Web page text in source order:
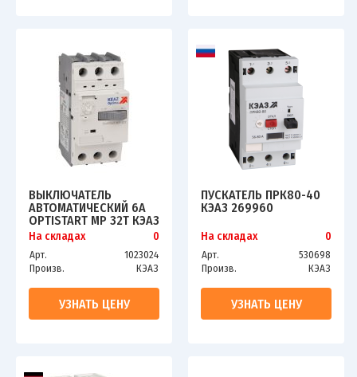
ВЫКЛЮЧАТЕЛЬ
АВТОМАТИЧЕСКИЙ 6А
OPTISTART MP 32T КЭАЗ
115744
На складах 0
Арт.
1023024
Произв.
КЭАЗ
УЗНАТЬ ЦЕНУ
ПУСКАТЕЛЬ ПРК80-40
КЭАЗ 269960
На складах 0
Арт.
530698
Произв.
КЭАЗ
УЗНАТЬ ЦЕНУ